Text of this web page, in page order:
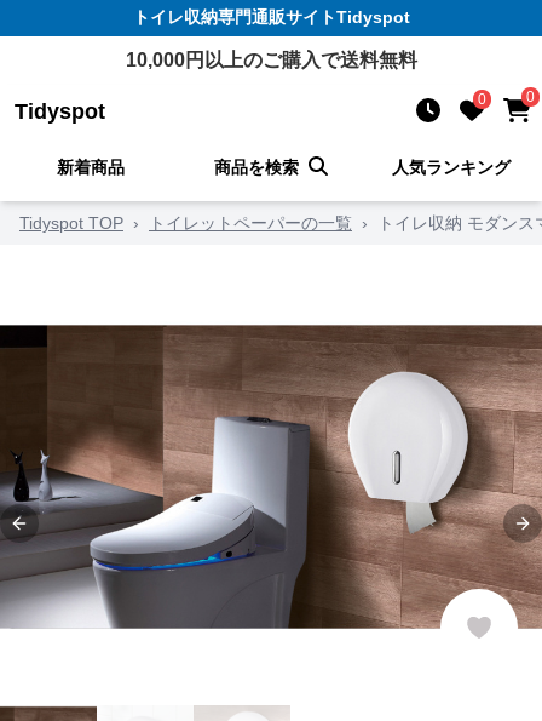
トイレ収納専門通販サイトTidyspot
10,000円以上のご購入で送料無料
Tidyspot 0 0
新着商品 商品を検索 人気ランキング
Tidyspot TOP › トイレットペーパーの一覧 › トイレ収納 モダン
Previous slide